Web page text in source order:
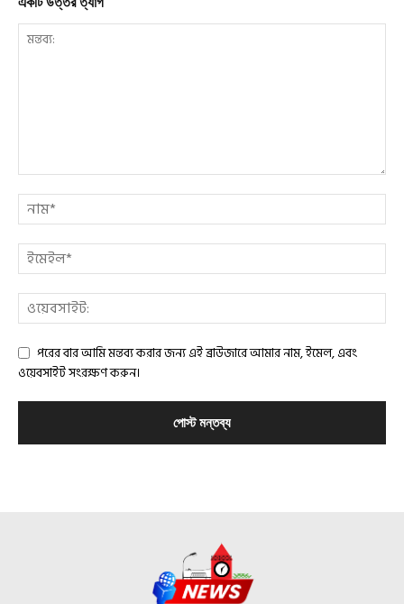
পরের বার আমি মন্তব্য করার জন্য এই ব্রাউজারে আমার নাম, ইমেল, এবং
ওয়েবসাইট সংরক্ষণ করুন।